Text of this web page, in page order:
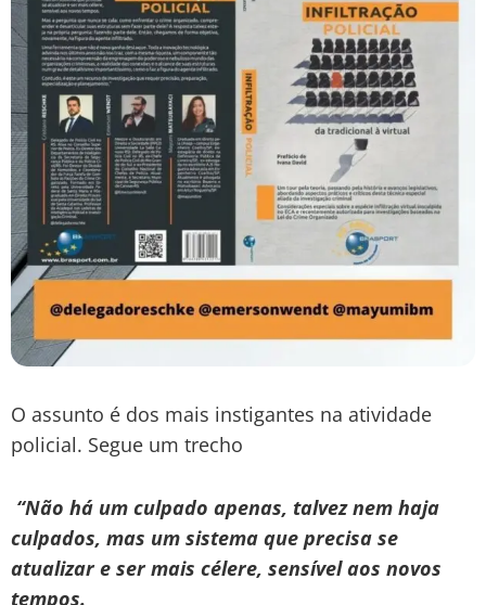
O assunto é dos mais instigantes na atividade
policial. Segue um trecho
“Não há um culpado apenas, talvez nem haja
culpados, mas um sistema que precisa se
atualizar e ser mais célere, sensível aos novos
tempos.